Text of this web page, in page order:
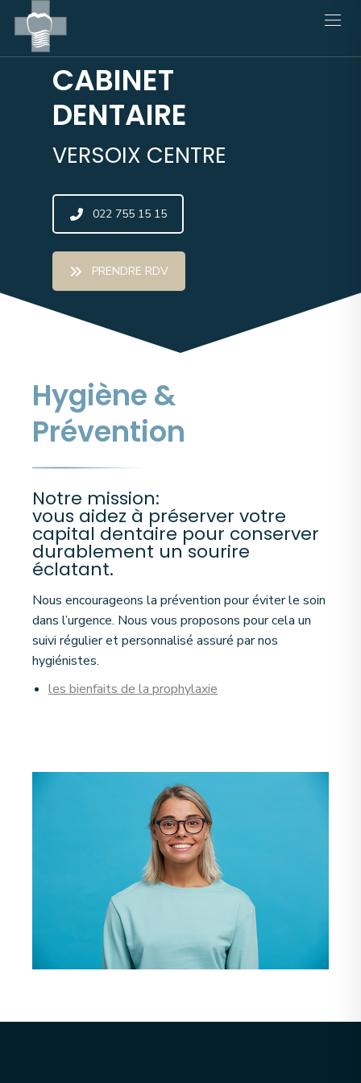
CABINET
DENTAIRE
VERSOIX CENTRE
022 755 15 15
PRENDRE RDV
Hygiène &
Prévention
Notre mission:
vous aidez à préserver votre
capital dentaire pour conserver
durablement un sourire
éclatant.
Nous encourageons la prévention pour éviter le soin
dans l’urgence. Nous vous proposons pour cela un
suivi régulier et personnalisé assuré par nos
hygiénistes.
les bienfaits de la prophylaxie